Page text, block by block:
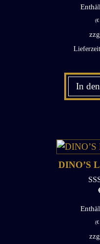
u
5
(€
In
DINO’S
u
5
(€